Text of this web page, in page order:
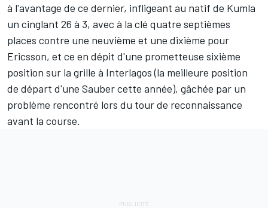
à l'avantage de ce dernier, infligeant au natif de Kumla
un cinglant 26 à 3, avec à la clé quatre septièmes
places contre une neuvième et une dixième pour
Ericsson, et ce en dépit d'une prometteuse sixième
position sur la grille à Interlagos (la meilleure position
de départ d'une Sauber cette année), gâchée par un
problème rencontré lors du tour de reconnaissance
avant la course.